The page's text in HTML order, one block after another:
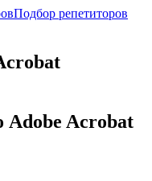
Подбор репетиторов
Adobe Acrobat